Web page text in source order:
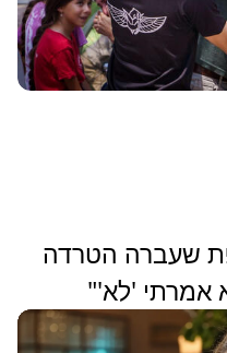
שעברה הטרדה
אמרתי 'לא'"